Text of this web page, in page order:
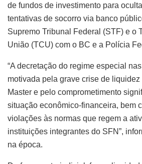
de fundos de investimento para
tentativas de socorro via banco
Supremo Tribunal Federal (STF) e o
União (TCU) com o BC e a Polícia
“A decretação do regime especial
motivada pela grave crise de
Master e pelo comprometimento
situação econômico-financeira, bem
violações às normas que regem a
instituições integrantes do SFN”,
na época.